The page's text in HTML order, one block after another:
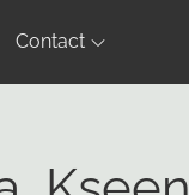
Contact